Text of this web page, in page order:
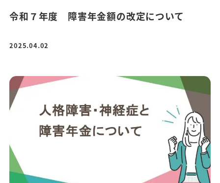
令和７年度 障害年金額の改定について
2025.04.02